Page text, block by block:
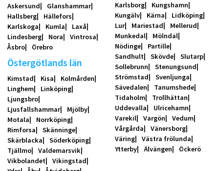
Askersund
Glanshammar
Hallsberg
Hällefors
Karlskoga
Kumla
Laxå
Lindesberg
Nora
Vintrosa
Åsbro
Örebro
Östergötlands län
Kimstad Kisa
Kolmården
Linghem
Linköping
Ljungsbro
Ljusfallshammar
Mjölby
Motala
Norrköping
Rimforsa
Skänninge
Skärblacka
Söderköping
Tjällmo
Valdemarsvik
Vikbolandet
Vikingstad
Karlsborg
Kungshamn
Kungälv
Kärna
Lidköping
Lur
Mariestad
Mellerud
Munkedal
Mölndal
Nödinge
Partille
Sandhult
Skövde
Slutarp
Sollebrunn
Stenungsund
Strömstad
Svenljunga
Sävedalen
Tanumshede
Tidaholm
Trollhättan
Uddevalla
Ulricehamn
Varekil
Vargön
Vedum
Vårgårda
Vänersborg
Väring
Västra frölunda
Ytterby
Älvängen Öckerö